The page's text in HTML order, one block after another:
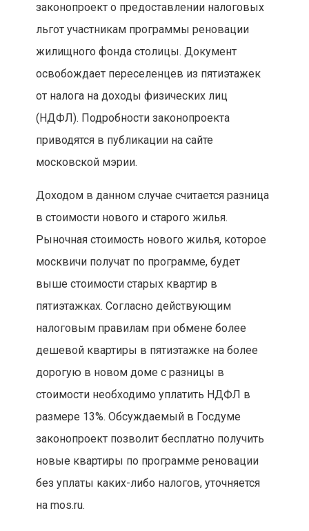
законопроект о предоставлении налоговых
льгот участникам программы реновации
жилищного фонда столицы. Документ
освобождает переселенцев из пятиэтажек
от налога на доходы физических лиц
(НДФЛ). Подробности законопроекта
приводятся в публикации на сайте
московской мэрии.
Доходом в данном случае считается разница
в стоимости нового и старого жилья.
Рыночная стоимость нового жилья, которое
москвичи получат по программе, будет
выше стоимости старых квартир в
пятиэтажках. Согласно действующим
налоговым правилам при обмене более
дешевой квартиры в пятиэтажке на более
дорогую в новом доме с разницы в
стоимости необходимо уплатить НДФЛ в
размере 13%. Обсуждаемый в Госдуме
законопроект позволит бесплатно получить
новые квартиры по программе реновации
без уплаты каких-либо налогов, уточняется
на mos.ru.